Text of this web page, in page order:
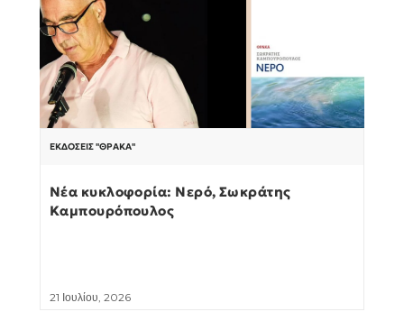
ΕΚΔΌΣΕΙΣ "ΘΡΆΚΑ"
Νέα κυκλοφορία: Νερό, Σωκράτης
Καμπουρόπουλος
21 Ιουλίου, 2026